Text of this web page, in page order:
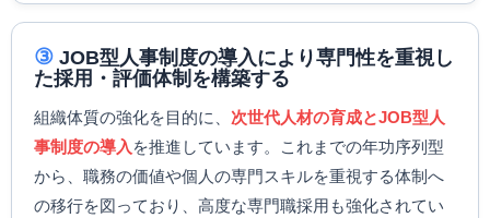
③ JOB型人事制度の導入により専門性を重視し
た採用・評価体制を構築する
組織体質の強化を目的に、 次世代人材の育成とJOB型人
事制度の導入 を推進しています。これまでの年功序列型
から、職務の価値や個人の専門スキルを重視する体制へ
の移行を図っており、高度な専門職採用も強化されてい